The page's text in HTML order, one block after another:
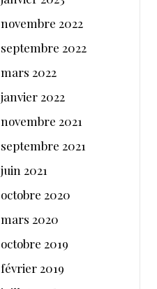
novembre 2022
septembre 2022
mars 2022
janvier 2022
novembre 2021
septembre 2021
juin 2021
octobre 2020
mars 2020
octobre 2019
février 2019